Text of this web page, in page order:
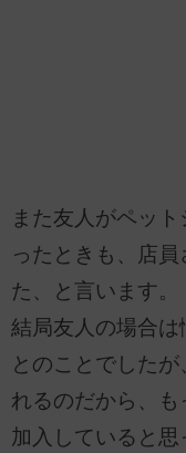
また友人がペッ
ったときも、店
た、と言います。
結局友人の場合は
とのことでした
れるのだから、
加入していると思